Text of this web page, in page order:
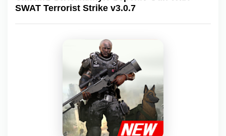
SWAT Terrorist Strike v3.0.7